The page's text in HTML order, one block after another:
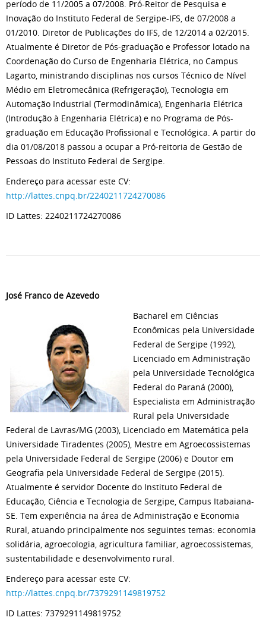
período de 11/2005 a 07/2008. Pró-Reitor de Pesquisa e
Inovação do Instituto Federal de Sergipe-IFS, de 07/2008 a
01/2010. Diretor de Publicações do IFS, de 12/2014 a 02/2015.
Atualmente é Diretor de Pós-graduação e Professor lotado na
Coordenação do Curso de Engenharia Elétrica, no Campus
Lagarto, ministrando disciplinas nos cursos Técnico de Nível
Médio em Eletromecânica (Refrigeração), Tecnologia em
Automação Industrial (Termodinâmica), Engenharia Elétrica
(Introdução à Engenharia Elétrica) e no Programa de Pós-
graduação em Educação Profissional e Tecnológica. A partir do
dia 01/08/2018 passou a ocupar a Pró-reitoria de Gestão de
Pessoas do Instituto Federal de Sergipe.
Endereço para acessar este CV:
http://lattes.cnpq.br/2240211724270086
ID Lattes: 2240211724270086
José Franco de Azevedo
Bacharel em Ciências
Econômicas pela Universidade
Federal de Sergipe (1992),
Licenciado em Administração
pela Universidade Tecnológica
Federal do Paraná (2000),
Especialista em Administração
Rural pela Universidade
Federal de Lavras/MG (2003), Licenciado em Matemática pela
Universidade Tiradentes (2005), Mestre em Agroecossistemas
pela Universidade Federal de Sergipe (2006) e Doutor em
Geografia pela Universidade Federal de Sergipe (2015).
Atualmente é servidor Docente do Instituto Federal de
Educação, Ciência e Tecnologia de Sergipe, Campus Itabaiana-
SE. Tem experiência na área de Administração e Economia
Rural, atuando principalmente nos seguintes temas: economia
solidária, agroecologia, agricultura familiar, agroecossistemas,
sustentabilidade e desenvolvimento rural.
Endereço para acessar este CV:
http://lattes.cnpq.br/7379291149819752
ID Lattes: 7379291149819752